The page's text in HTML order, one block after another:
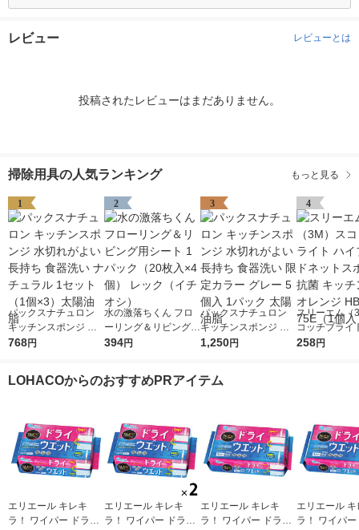
レビュー レビューとは
投稿されたレビューはまだありません。
掃除用具の人気ランキング もっと見る
1
パックスナチュロン
キッチンスポンジ 水
切れがよい 長持ち 食
油脂
768円
2
水の激落ちくん フロ
ーリング＆リビング用
シート 1パック（20枚
394円
3
パックスナチュロン
キッチンスポンジ 水
切れがよい 長持ち 食
陽油脂
1,250円
4
スリーエム（
コッチブライ
ブリッドネッ
258円
LOHACOからのおすすめPRアイテム
エリエール キレキ
ラ！ ワイパー ドライ
エリエール キレキ
ラ！ ワイパー ドライ
エリエール キレキ
ラ！ ワイパー ドライ
エリエール キ
ラ！ ワイパ